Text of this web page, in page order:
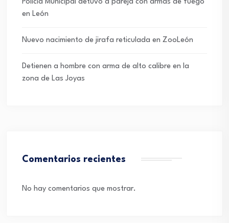
Policía Municipal detuvo a pareja con armas de fuego
en León
Nuevo nacimiento de jirafa reticulada en ZooLeón
Detienen a hombre con arma de alto calibre en la
zona de Las Joyas
Comentarios recientes
No hay comentarios que mostrar.